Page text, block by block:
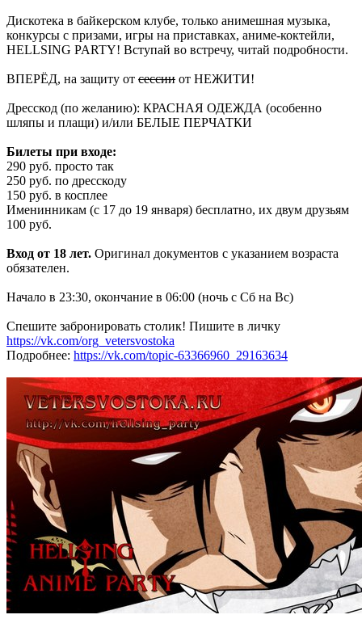
Дискотека в байкерском клубе, только анимешная музыка,
конкурсы с призами, игры на приставках, аниме-коктейли,
HELLSING PARTY! Вступай во встречу, читай подробности.
ВПЕРЁД, на защиту от сессии от НЕЖИТИ!
Дресскод (по желанию): КРАСНАЯ ОДЕЖДА (особенно
шляпы и плащи) и/или БЕЛЫЕ ПЕРЧАТКИ
Билеты при входе:
290 руб. просто так
250 руб. по дресскоду
150 руб. в косплее
Именинникам (с 17 до 19 января) бесплатно, их двум друзьям
100 руб.
Вход от 18 лет. Оригинал документов с указанием возраста
обязателен.
Начало в 23:30, окончание в 06:00 (ночь с Сб на Вс)
Спешите забронировать столик! Пишите в личку
https://vk.com/org_vetersvostoka
Подробнее: https://vk.com/topic-63366960_29163634